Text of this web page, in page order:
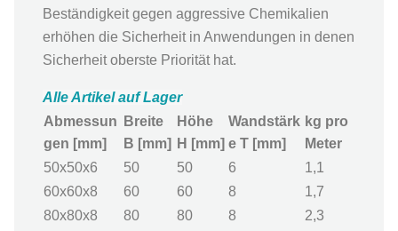
Beständigkeit gegen aggressive Chemikalien
erhöhen die Sicherheit in Anwendungen in denen
Sicherheit oberste Priorität hat.
Alle Artikel auf Lager
Abmessun
gen [mm]
Breite
B [mm]
Höhe
H [mm]
Wandstärk
e T [mm]
kg pro
Meter
50x50x6
50 50 6
1,1
60x60x8
60 60 8
1,7
80x80x8
80 80 8
2,3